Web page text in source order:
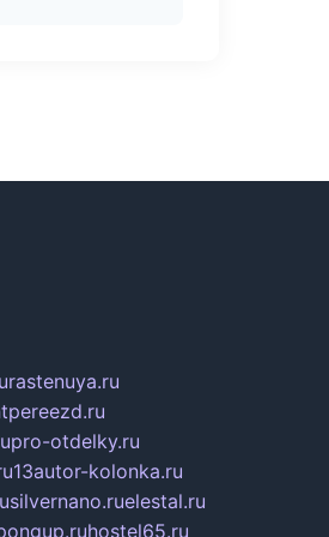
rastenuya.ru
pro-otdelky.ru
13autor-kolonka.ru
silvernano.ruelestal.ru
hostel65.ru